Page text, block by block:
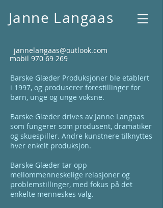
Janne Langaas
jannelangaas@outlook.com
mobil 970 69 269
Barske Glæder Produksjoner ble etablert
i 1997, og produserer forestillinger for
barn, unge og unge voksne.
Barske Glæder drives av Janne Langaas
som fungerer som produsent, dramatiker
og skuespiller. Andre kunstnere tilknyttes
hver enkelt produksjon.
Barske Glæder tar opp
mellommenneskelige relasjoner og
problemstillinger, med fokus på det
enkelte menneskes valg.